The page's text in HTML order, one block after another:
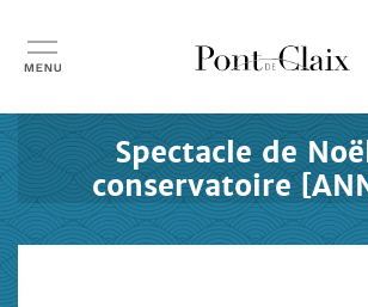
contenu
Spectacle de
conservatoire